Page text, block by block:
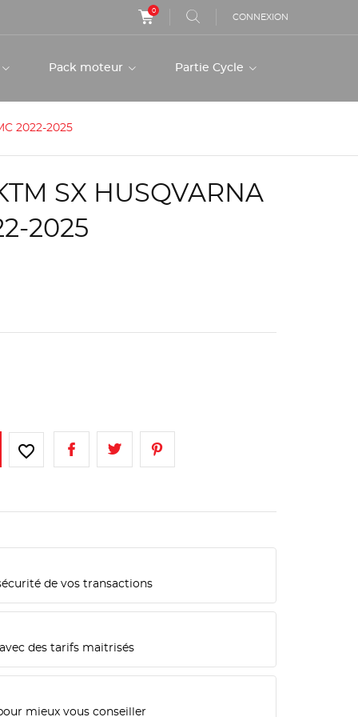
0
CONNEXION
Pack moteur Partie Cycle
2022-2025
SX HUSQVARNA
2025
favorite_border
de vos transactions
des tarifs maitrisés
mieux vous conseiller